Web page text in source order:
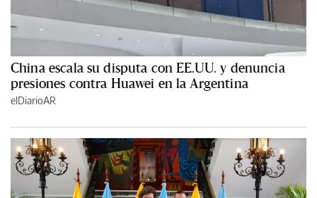
China escala su disputa con EE.UU. y denuncia
presiones contra Huawei en la Argentina
elDiarioAR